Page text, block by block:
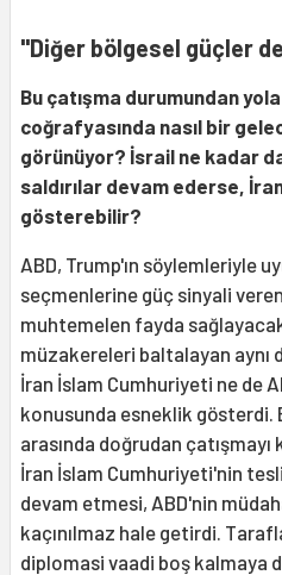
"Diğer bölgesel güçler
Bu çatışma durumundan
coğrafyasında nasıl bir
görünüyor? İsrail ne kadar
saldırılar devam ederse, İ
gösterebilir?
ABD, Trump'ın söylemleriyle
seçmenlerine güç sinyali
muhtemelen fayda
müzakereleri baltalayan aynı
İran İslam Cumhuriyeti ne de
konusunda esneklik gösterdi.
arasında doğrudan
İran İslam Cumhuriyeti'nin
devam etmesi, ABD'nin
kaçınılmaz hale getirdi.
diplomasi vaadi boş kalmaya